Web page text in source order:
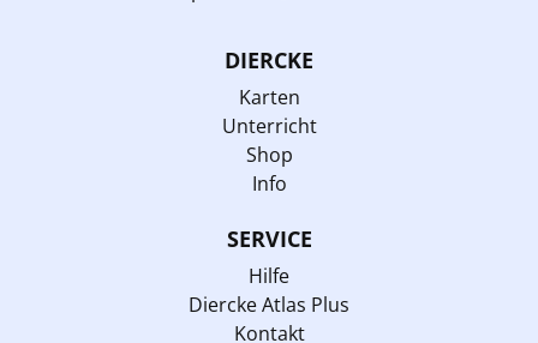
DIERCKE
Karten
Unterricht
Shop
Info
SERVICE
Hilfe
Diercke Atlas Plus
Kontakt